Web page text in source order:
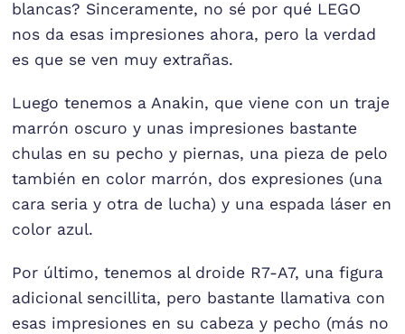
blancas? Sinceramente, no sé por qué LEGO
nos da esas impresiones ahora, pero la verdad
es que se ven muy extrañas.
Luego tenemos a Anakin, que viene con un traje
marrón oscuro y unas impresiones bastante
chulas en su pecho y piernas, una pieza de pelo
también en color marrón, dos expresiones (una
cara seria y otra de lucha) y una espada láser en
color azul.
Por último, tenemos al droide R7-A7, una figura
adicional sencillita, pero bastante llamativa con
esas impresiones en su cabeza y pecho (más no